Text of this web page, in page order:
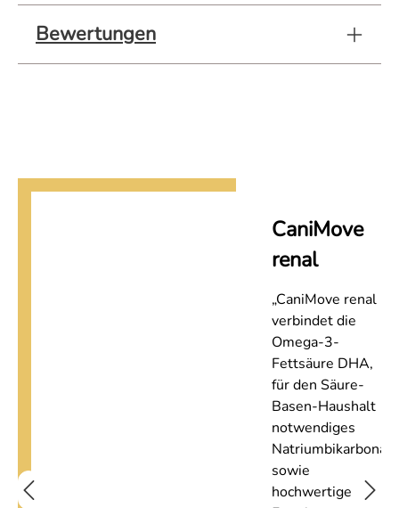
Bewertungen
CaniMove
renal
„CaniMove renal
verbindet die
Omega-3-
Fettsäure DHA,
für den Säure-
Basen-Haushalt
notwendiges
Natriumbikarbonat
sowie
hochwertige